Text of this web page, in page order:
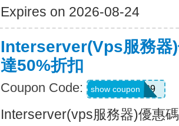
Expires on 2026-08-24
Interserver(vps服務器
達50%折扣
Coupon Code: BUMPER99
show coupon
Interserver(vps服務器)優惠